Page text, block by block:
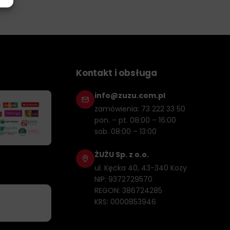
Kontakt i obsługa
info@zuzu.com.pl
zamówienia: 73 222 33 50
pon. – pt. 08:00 – 16:00
sob. 08:00 – 13:00
ŻUŻU Sp. z o.o.
ul. Kęcka 40, 43-340 Kozy
NIP: 9372729570
REGON: 386724285
KRS: 0000853946